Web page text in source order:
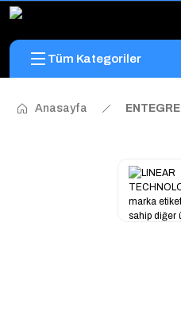
Tüm Kategoriler
Anasayfa ENTEGRE